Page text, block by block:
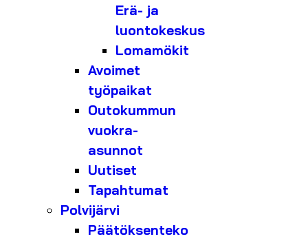
Erä- ja
luontokeskus
Lomamökit
Avoimet
työpaikat
Outokummun
vuokra-
asunnot
Uutiset
Tapahtumat
Polvijärvi
Päätöksenteko